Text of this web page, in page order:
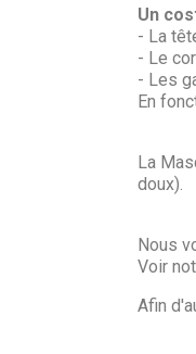
Un
- La
- Le
- Les
En
La
doux).
Nous
Voir
Afin